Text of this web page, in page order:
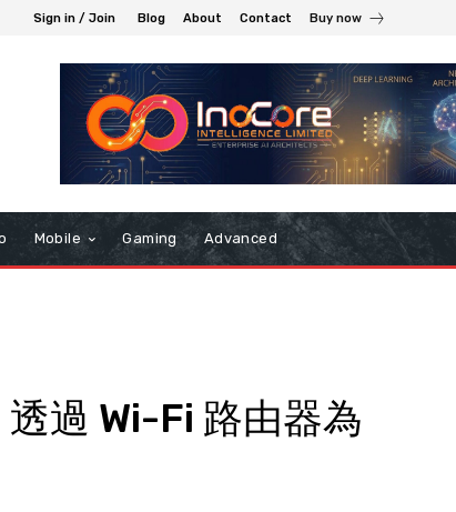
Sign in / Join Blog About Contact Buy now
Mobile Gaming Advanced
過 Wi-Fi 路由器為